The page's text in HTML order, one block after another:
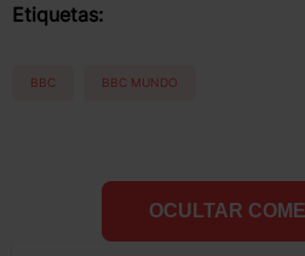
Etiquetas:
BBC BBC MUNDO
OCULTAR